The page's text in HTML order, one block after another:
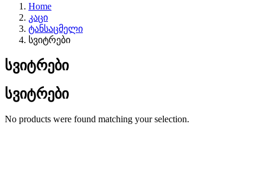
Home
კაცი
ტანსაცმელი
სვიტრები
სვიტრები
სვიტრები
No products were found matching your selection.